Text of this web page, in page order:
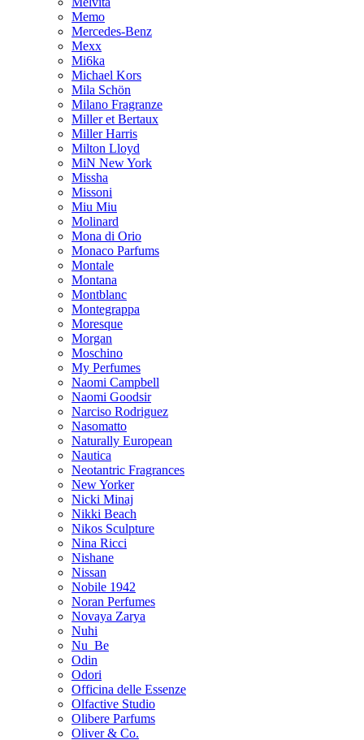
Memo
Mercedes-Benz
Mexx
Mi6ka
Michael Kors
Mila Schön
Milano Fragranze
Miller et Bertaux
Miller Harris
Milton Lloyd
MiN New York
Missha
Missoni
Miu Miu
Molinard
Mona di Orio
Monaco Parfums
Montale
Montana
Montblanc
Montegrappa
Moresque
Morgan
Moschino
My Perfumes
Naomi Campbell
Naomi Goodsir
Narciso Rodriguez
Nasomatto
Naturally European
Nautica
Neotantric Fragrances
New Yorker
Nicki Minaj
Nikki Beach
Nikos Sculpture
Nina Ricci
Nishane
Nissan
Nobile 1942
Noran Perfumes
Novaya Zarya
Nuhi
Nu_Be
Odin
Odori
Officina delle Essenze
Olfactive Studio
Olibere Parfums
Oliver & Co.